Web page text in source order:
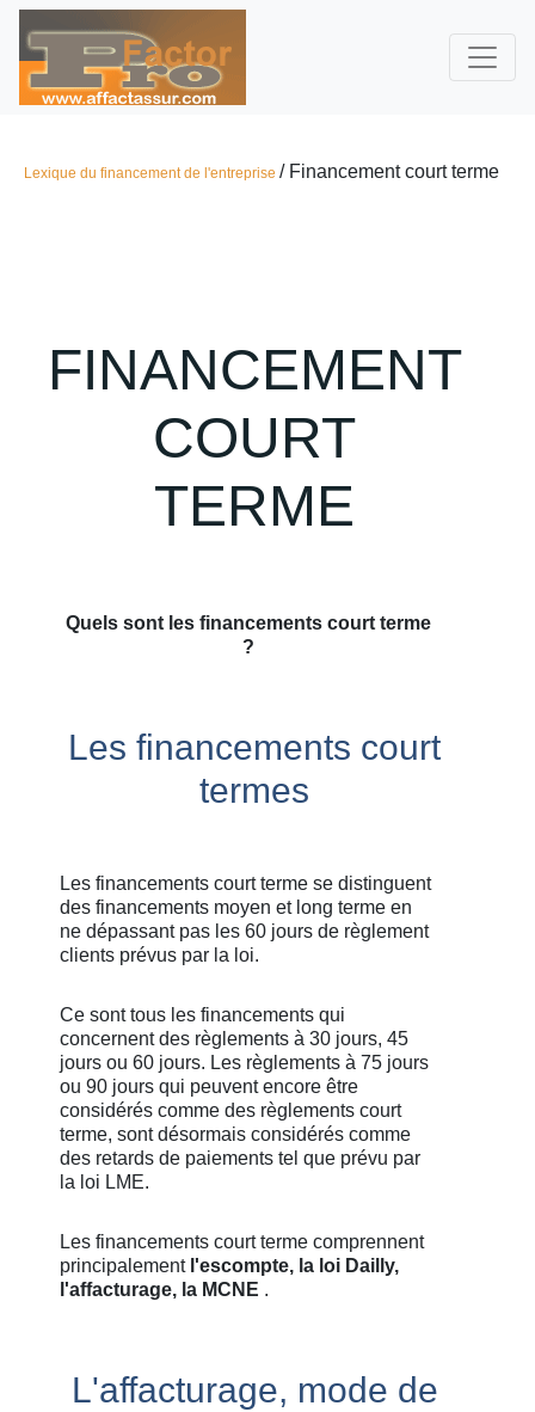
Lexique du financement de l'entreprise / Financement court terme
FINANCEMENT
COURT
TERME
Quels sont les financements court terme
?
Les financements court
termes
Les financements court terme se distinguent
des financements moyen et long terme en
ne dépassant pas les 60 jours de règlement
clients prévus par la loi.
Ce sont tous les financements qui
concernent des règlements à 30 jours, 45
jours ou 60 jours. Les règlements à 75 jours
ou 90 jours qui peuvent encore être
considérés comme des règlements court
terme, sont désormais considérés comme
des retards de paiements tel que prévu par
la loi LME.
Les financements court terme comprennent
principalement l'escompte, la loi Dailly,
l'affacturage, la MCNE .
L'affacturage, mode de